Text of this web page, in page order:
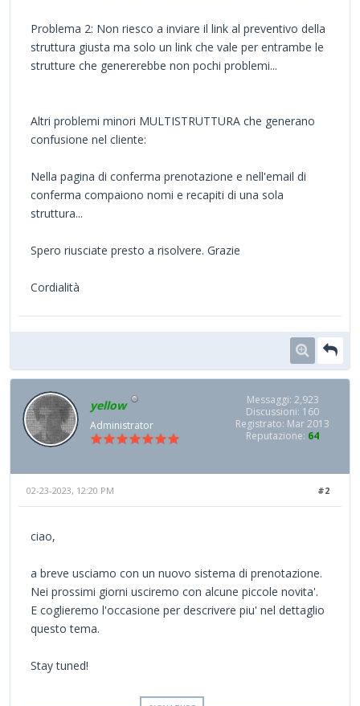
Problema 2: Non riesco a inviare il link al preventivo della
struttura giusta ma solo un link che vale per entrambe le
strutture che genererebbe non pochi problemi...
Altri problemi minori MULTISTRUTTURA che generano
confusione nel cliente:
Nella pagina di conferma prenotazione e nell'email di
conferma compaiono nomi e recapiti di una sola
struttura...
Spero riusciate presto a risolvere. Grazie
Cordialità
yellow
Administrator
Messaggi: 2,923
Discussioni: 160
Registrato: Mar 2013
Reputazione: 64
#2
02-23-2023, 12:20 PM
ciao,
a breve usciamo con un nuovo sistema di prenotazione.
Nei prossimi giorni usciremo con alcune piccole novita'.
E coglieremo l'occasione per descrivere piu' nel dettaglio
questo tema.
Stay tuned!